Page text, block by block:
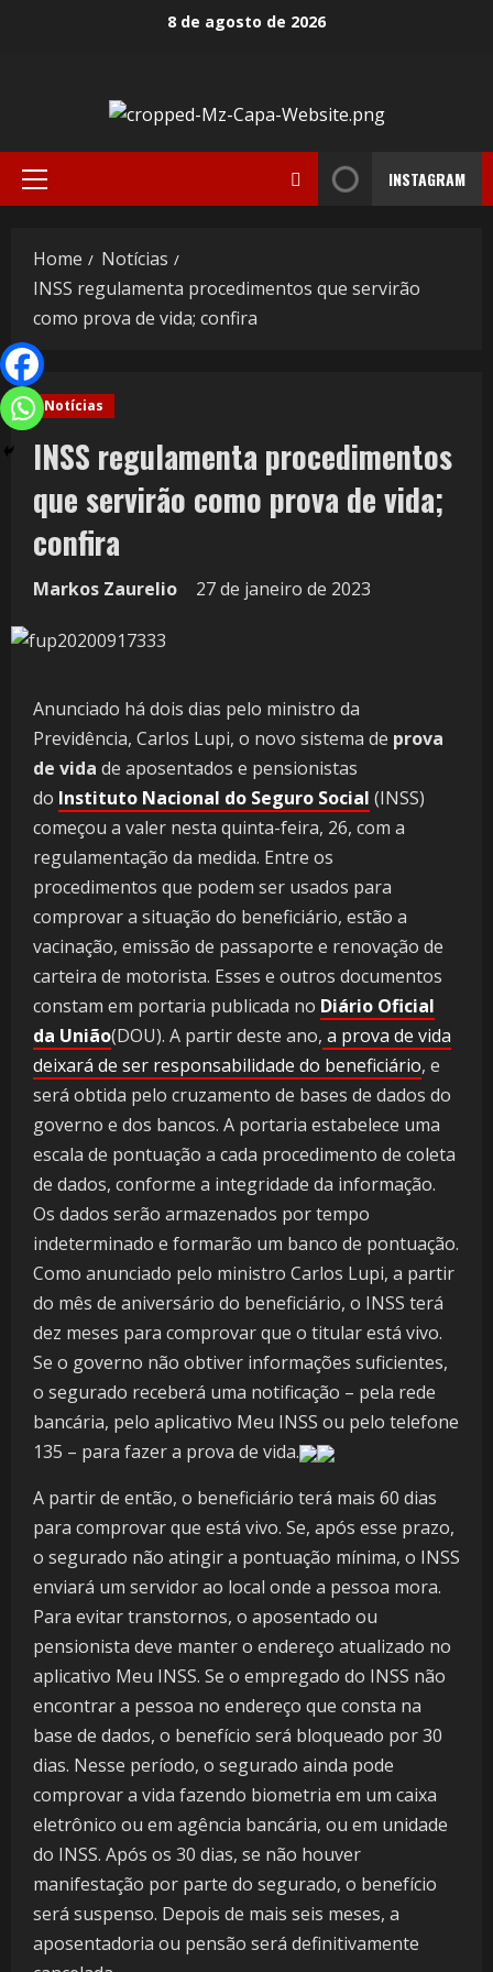
8 de agosto de 2026
INSTAGRAM
Home
Notícias
INSS regulamenta procedimentos que servirão
como prova de vida; confira
Notícias
INSS regulamenta procedimentos
que servirão como prova de vida;
confira
Markos Zaurelio 27 de janeiro de 2023
Anunciado há dois dias pelo ministro da
Previdência, Carlos Lupi, o novo sistema de prova
de vida de aposentados e pensionistas
do Instituto Nacional do Seguro Social (INSS)
começou a valer nesta quinta-feira, 26, com a
regulamentação da medida. Entre os
procedimentos que podem ser usados para
comprovar a situação do beneficiário, estão a
vacinação, emissão de passaporte e renovação de
carteira de motorista. Esses e outros documentos
constam em portaria publicada no Diário Oficial
da União(DOU). A partir deste ano, a prova de vida
deixará de ser responsabilidade do beneficiário, e
será obtida pelo cruzamento de bases de dados do
governo e dos bancos. A portaria estabelece uma
escala de pontuação a cada procedimento de coleta
de dados, conforme a integridade da informação.
Os dados serão armazenados por tempo
indeterminado e formarão um banco de pontuação.
Como anunciado pelo ministro Carlos Lupi, a partir
do mês de aniversário do beneficiário, o INSS terá
dez meses para comprovar que o titular está vivo.
Se o governo não obtiver informações suficientes,
o segurado receberá uma notificação – pela rede
bancária, pelo aplicativo Meu INSS ou pelo telefone
135 – para fazer a prova de vida.
A partir de então, o beneficiário terá mais 60 dias
para comprovar que está vivo. Se, após esse prazo,
o segurado não atingir a pontuação mínima, o INSS
enviará um servidor ao local onde a pessoa mora.
Para evitar transtornos, o aposentado ou
pensionista deve manter o endereço atualizado no
aplicativo Meu INSS. Se o empregado do INSS não
encontrar a pessoa no endereço que consta na
base de dados, o benefício será bloqueado por 30
dias. Nesse período, o segurado ainda pode
comprovar a vida fazendo biometria em um caixa
eletrônico ou em agência bancária, ou em unidade
do INSS. Após os 30 dias, se não houver
manifestação por parte do segurado, o benefício
será suspenso. Depois de mais seis meses, a
aposentadoria ou pensão será definitivamente